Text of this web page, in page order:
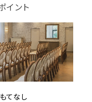
イント
てなし